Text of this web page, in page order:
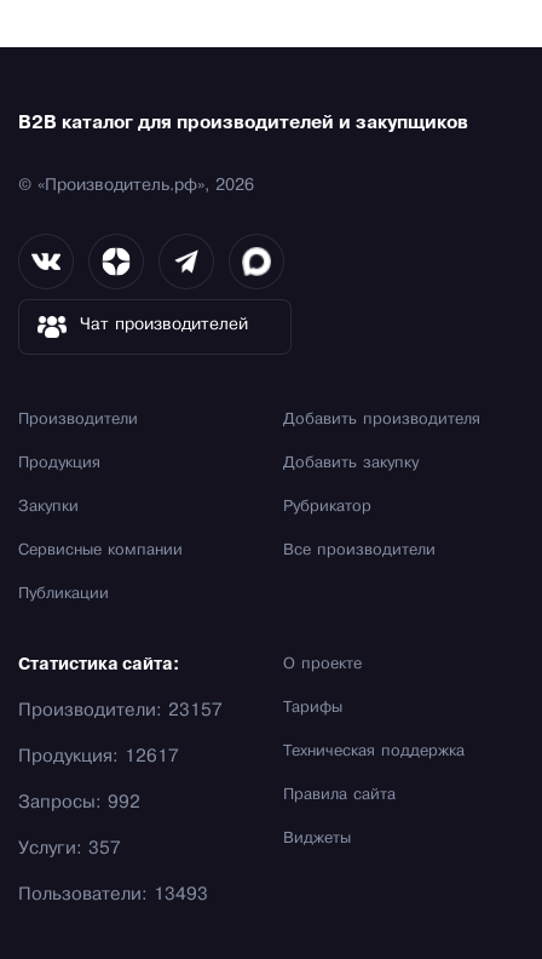
B2B каталог для производителей и закупщиков
© «Производитель.рф», 2026
Чат производителей
Производители
Продукция
Закупки
Сервисные компании
Публикации
Добавить производителя
Добавить закупку
Рубрикатор
Все производители
О проекте
Тарифы
Техническая поддержка
Правила сайта
Виджеты
Статистика сайта:
Производители: 23157
Продукция: 12617
Запросы: 992
Услуги: 357
Пользователи: 13493